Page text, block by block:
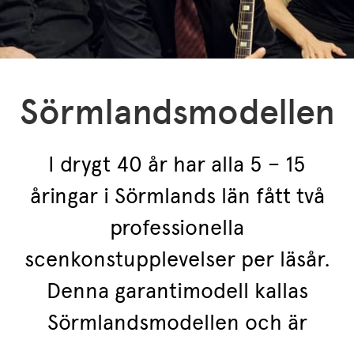
Sörmlandsmodellen
I drygt 40 år har alla 5 – 15
åringar i Sörmlands län fått två
professionella
scenkonstupplevelser per läsår.
Denna garantimodell kallas
Sörmlandsmodellen och är